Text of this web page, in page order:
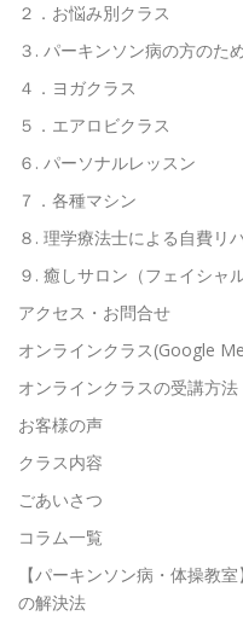
パーキンソン病関連記事
２．お悩み別クラス
３. パーキンソン病の方のた
４．ヨガクラス
５．エアロビクラス
６. パーソナルレッスン
７．各種マシン
８. 理学療法士による自費リ
９. 癒しサロン（フェイシャ
アクセス・お問合せ
オンラインクラス(Google
オンラインクラスの受講方法
お客様の声
クラス内容
ごあいさつ
コラム一覧
【パーキンソン病・体操教
の解決法